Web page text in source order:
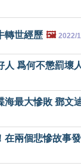
轉世經歷 🖼️ 2022/
人 爲何不懲罰壞
海最大慘敗 鄧文
在兩個悲慘故事